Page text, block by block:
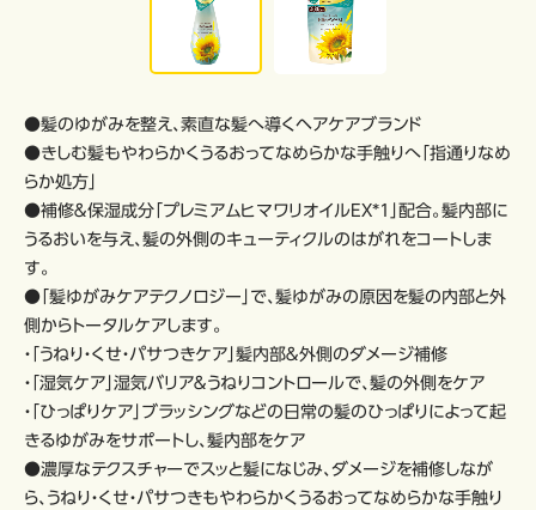
●髪のゆがみを整え、素直な髪へ導くヘアケアブランド
●きしむ髪もやわらかくうるおってなめらかな手触りへ「指通りなめ
らか処方」
●補修＆保湿成分「プレミアムヒマワリオイルEX*1」配合。髪内部に
うるおいを与え、髪の外側のキューティクルのはがれをコートしま
す。
●「髪ゆがみケアテクノロジー」で、髪ゆがみの原因を髪の内部と外
側からトータルケアします。
・「うねり・くせ・パサつきケア」髪内部＆外側のダメージ補修
・「湿気ケア」湿気バリア＆うねりコントロールで、髪の外側をケア
・「ひっぱりケア」ブラッシングなどの日常の髪のひっぱりによって起
きるゆがみをサポートし、髪内部をケア
●濃厚なテクスチャーでスッと髪になじみ、ダメージを補修しなが
ら、うねり・くせ・パサつきもやわらかくうるおってなめらかな手触り